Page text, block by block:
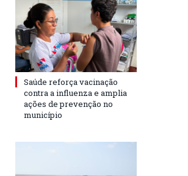
Saúde reforça vacinação
contra a influenza e amplia
ações de prevenção no
município